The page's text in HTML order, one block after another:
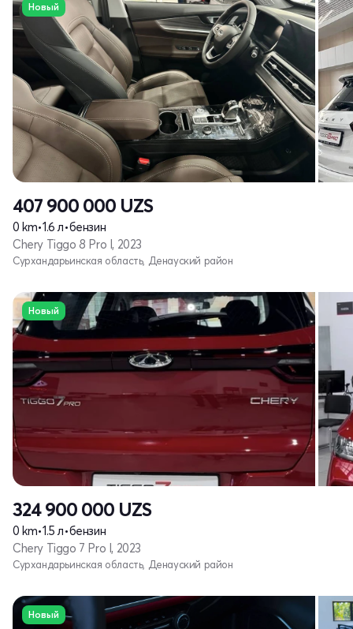
Новый
407 900 000 UZS
0 km•1.6 л•бензин
Chery Tiggo 8 Pro I, 2023
Сурхандарьинская область, Денауский район
Новый
324 900 000 UZS
0 km•1.5 л•бензин
Chery Tiggo 7 Pro I, 2023
Сурхандарьинская область, Денауский район
Новый